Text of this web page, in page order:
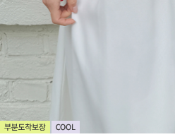
세트할인 ~30%
하객룩
살안타템
110사이즈